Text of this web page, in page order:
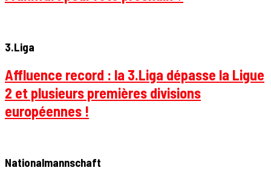
3.Liga
Affluence record : la 3.Liga dépasse la Ligue
2 et plusieurs premières divisions
européennes !
Nationalmannschaft